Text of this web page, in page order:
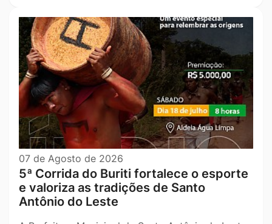
07 de Agosto de 2026
5ª Corrida do Buriti fortalece o esporte
e valoriza as tradições de Santo
Antônio do Leste